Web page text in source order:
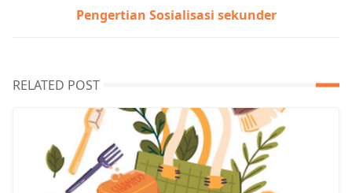
Pengertian Sosialisasi sekunder
RELATED POST